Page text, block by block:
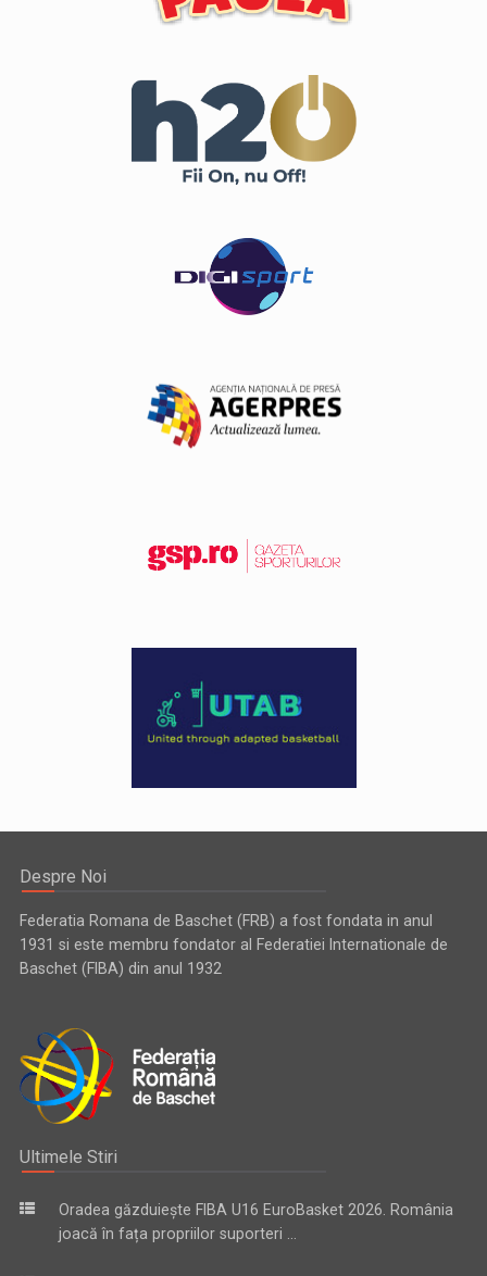
Despre Noi
Federatia Romana de Baschet (FRB) a fost fondata in anul
1931 si este membru fondator al Federatiei Internationale de
Baschet (FIBA) din anul 1932
Ultimele Stiri
Oradea găzduiește FIBA U16 EuroBasket 2026. România
joacă în fața propriilor suporteri ...